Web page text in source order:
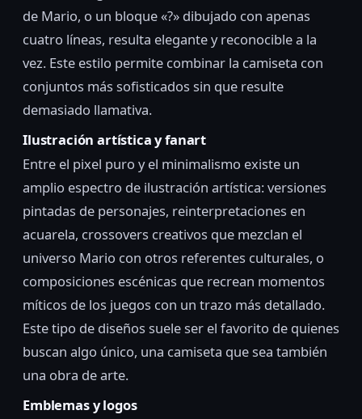
de Mario, o un bloque «?» dibujado con apenas
cuatro líneas, resulta elegante y reconocible a la
vez. Este estilo permite combinar la camiseta con
conjuntos más sofisticados sin que resulte
demasiado llamativa.
Ilustración artística y fanart
Entre el pixel puro y el minimalismo existe un
amplio espectro de ilustración artística: versiones
pintadas de personajes, reinterpretaciones en
acuarela, crossovers creativos que mezclan el
universo Mario con otros referentes culturales, o
composiciones escénicas que recrean momentos
míticos de los juegos con un trazo más detallado.
Este tipo de diseños suele ser el favorito de quienes
buscan algo único, una camiseta que sea también
una obra de arte.
Emblemas y logos